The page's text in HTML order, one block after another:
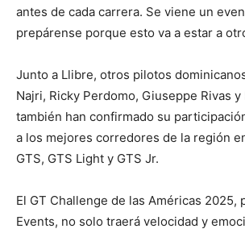
antes de cada carrera. Se viene un
prepárense porque esto va a estar a
Junto a Llibre, otros pilotos
Najri, Ricky Perdomo, Giuseppe Rivas
también han confirmado su
a los mejores corredores de la región
GTS, GTS Light y GTS Jr.
El GT Challenge de las Américas 2025,
Events, no solo traerá velocidad y